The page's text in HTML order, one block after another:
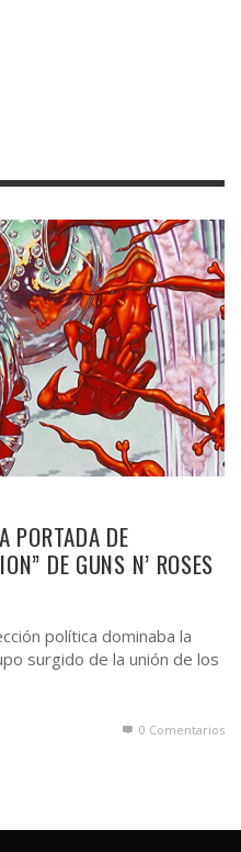
PORTADA DE
DE GUNS N’ ROSES
política dominaba la
surgido de la unión de los
0 Comentarios